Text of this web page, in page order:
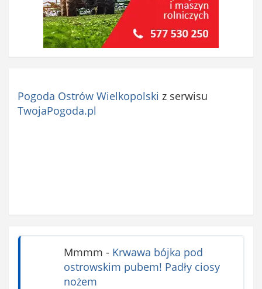
Pogoda Ostrów Wielkopolski z serwisu
TwojaPogoda.pl
Mmmm - Krwawa bójka pod
ostrowskim pubem! Padły ciosy
nożem